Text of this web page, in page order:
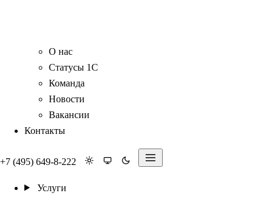
О нас
Статусы 1С
Команда
Новости
Вакансии
Контакты
+7 (495) 649-8-222
Услуги